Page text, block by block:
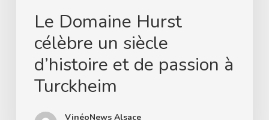
Le Domaine Hurst
célèbre un siècle
d’histoire et de passion à
Turckheim
VinéoNews Alsace